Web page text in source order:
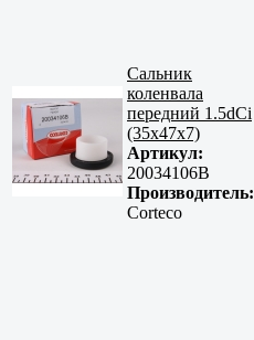
Сальник
коленвала
передний 1.5dCi
(35x47x7)
Артикул:
20034106B
Производитель:
Corteco